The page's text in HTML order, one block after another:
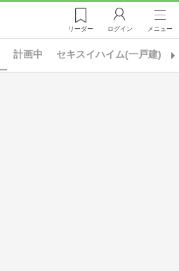
リーダー ログイン メニュー
計画中 セキスイハイム(一戸建)